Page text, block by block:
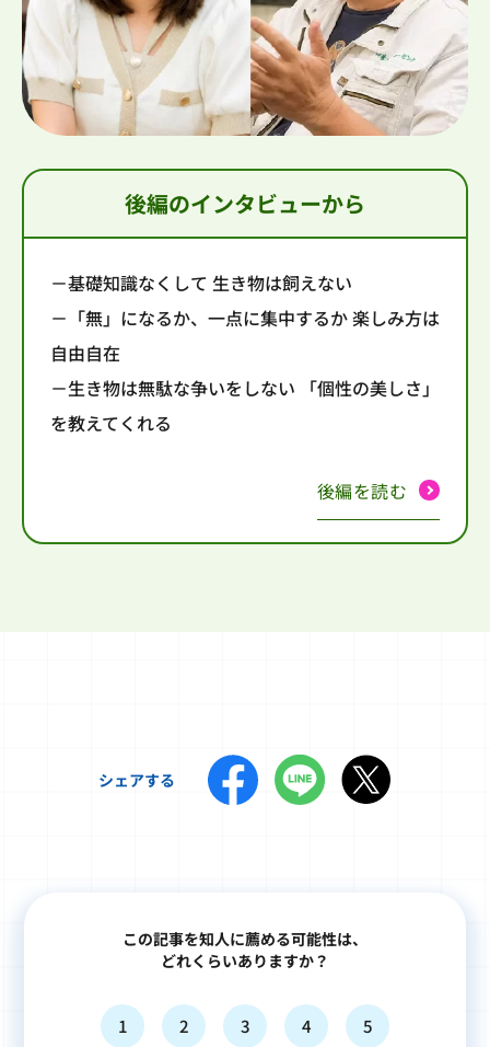
後編のインタビューから
－基礎知識なくして 生き物は飼えない
－「無」になるか、一点に集中するか 楽しみ方は
自由自在
－生き物は無駄な争いをしない 「個性の美しさ」
を教えてくれる
後編を読む
シェアする
この記事を知人に薦める可能性は、
どれくらいありますか？
1 2 3 4 5